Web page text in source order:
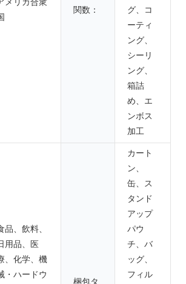
関数：
グ、コ
ーティ
ング、
シーリ
ング、
箱詰
め、エ
ンボス
加工
品、飲料、
用品、医
、化学、機
・ハードウ
カート
ン、
缶、ス
タンド
アップ
パウ
チ、バ
ッグ、
フィル